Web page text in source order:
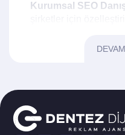
Kurumsal SEO
danışmanlar,
işletmelerin hedef
şekilde ulaşmalarını